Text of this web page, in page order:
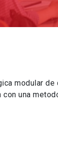
modular
con una